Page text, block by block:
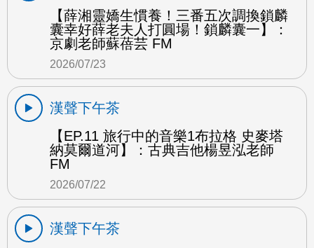
【薛湘靈嬌生慣養！三番五次調換鎖麟
囊幸好薛老夫人打圓場！鎖麟囊一】：
京劇老師蘇蓓芸 FM
2026/07/23
漢聲下午茶
【EP.11 旅行中的音樂1布拉格 史麥塔
納莫爾道河】：古典吉他楊昱泓老師
FM
2026/07/22
漢聲下午茶